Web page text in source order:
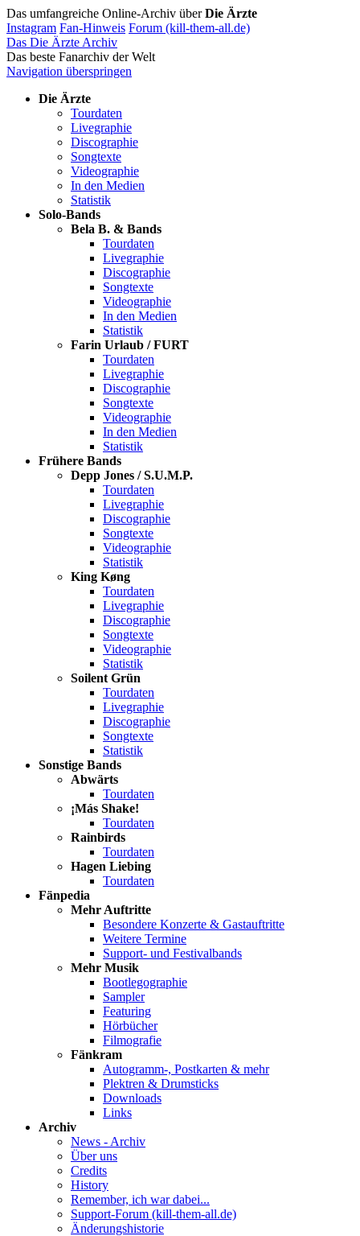
Das umfangreiche Online-Archiv überDie Ärzte
Instagram Fan-Hinweis Forum (kill-them-all.de)
Das Die Ärzte Archiv
Das beste Fanarchiv der Welt
Navigation überspringen
Die Ärzte
Tourdaten
Livegraphie
Discographie
Songtexte
Videographie
In den Medien
Statistik
Solo-Bands
Bela B. & Bands
Tourdaten
Livegraphie
Discographie
Songtexte
Videographie
In den Medien
Statistik
Farin Urlaub / FURT
Tourdaten
Livegraphie
Discographie
Songtexte
Videographie
In den Medien
Statistik
Frühere Bands
Depp Jones / S.U.M.P.
Tourdaten
Livegraphie
Discographie
Songtexte
Videographie
Statistik
King Køng
Tourdaten
Livegraphie
Discographie
Songtexte
Videographie
Statistik
Soilent Grün
Tourdaten
Livegraphie
Discographie
Songtexte
Statistik
Sonstige Bands
Abwärts
Tourdaten
¡Más Shake!
Tourdaten
Rainbirds
Tourdaten
Hagen Liebing
Tourdaten
Fänpedia
Mehr Auftritte
Besondere Konzerte & Gastauftritte
Weitere Termine
Support- und Festivalbands
Mehr Musik
Bootlegographie
Sampler
Featuring
Hörbücher
Filmografie
Fänkram
Autogramm-, Postkarten & mehr
Plektren & Drumsticks
Downloads
Links
Archiv
News - Archiv
Über uns
Credits
History
Remember, ich war dabei...
Support-Forum (kill-them-all.de)
Änderungshistorie